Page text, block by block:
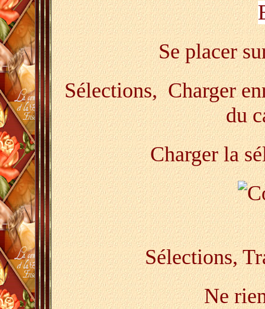
Se placer
Sélections, Charger
du
Charger la
Sélections,
Ne